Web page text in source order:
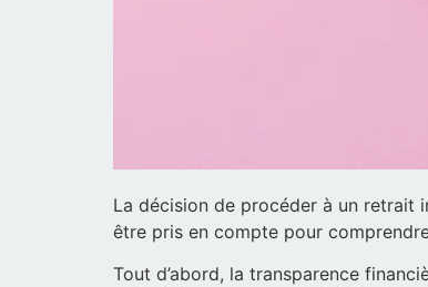
La décision de procéder à un retrait
être pris en compte pour
Tout d’abord, la transparence